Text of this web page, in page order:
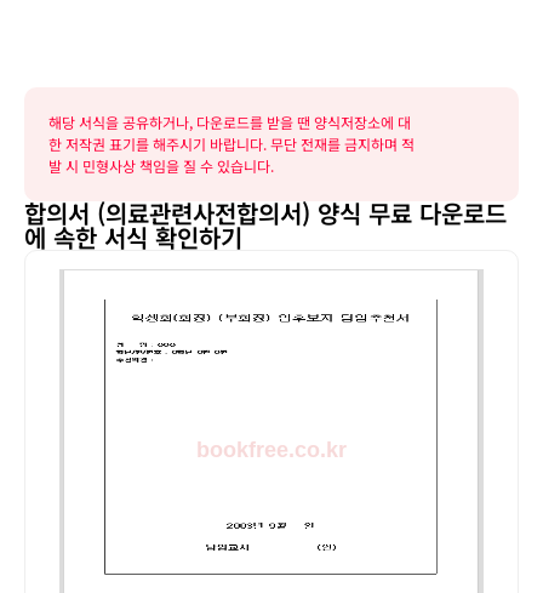
해당 서식을 공유하거나, 다운로드를 받을 땐 양식저장소에 대
한 저작권 표기를 해주시기 바랍니다. 무단 전재를 금지하며 적
발 시 민형사상 책임을 질 수 있습니다.
합의서 (의료관련사전합의서) 양식 무료 다운로드
에 속한 서식 확인하기